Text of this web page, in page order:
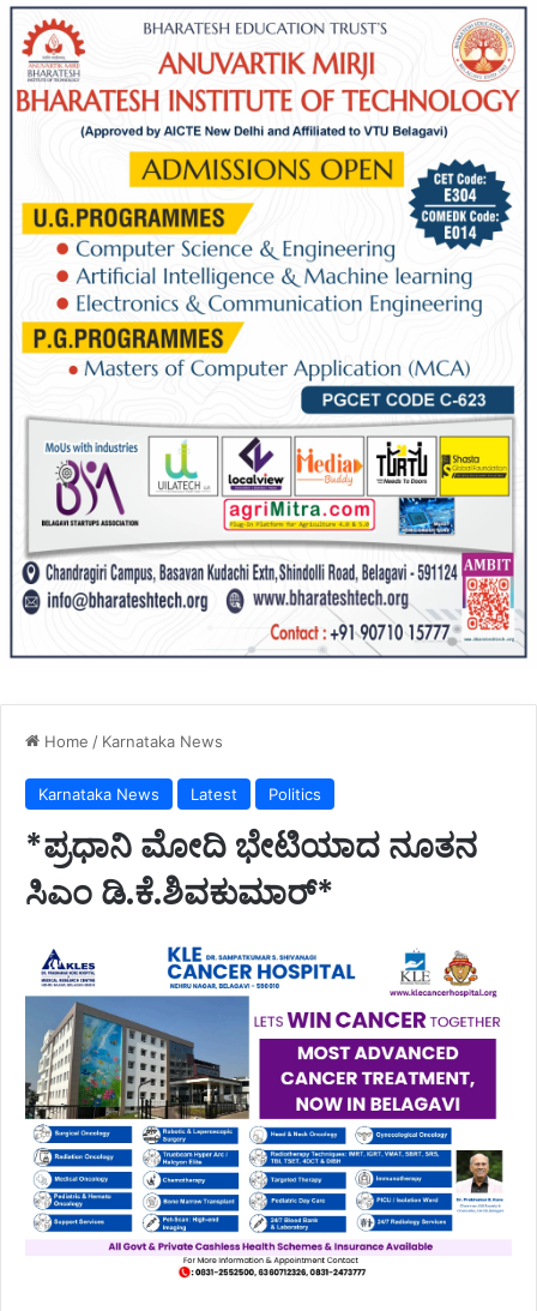
Home / Karnataka News
Karnataka News Latest Politics
*ಪ್ರಧಾನಿ ಮೋದಿ ಭೇಟಿಯಾದ ನೂತನ
ಸಿಎಂ ಡಿ.ಕೆ.ಶಿವಕುಮಾರ್*